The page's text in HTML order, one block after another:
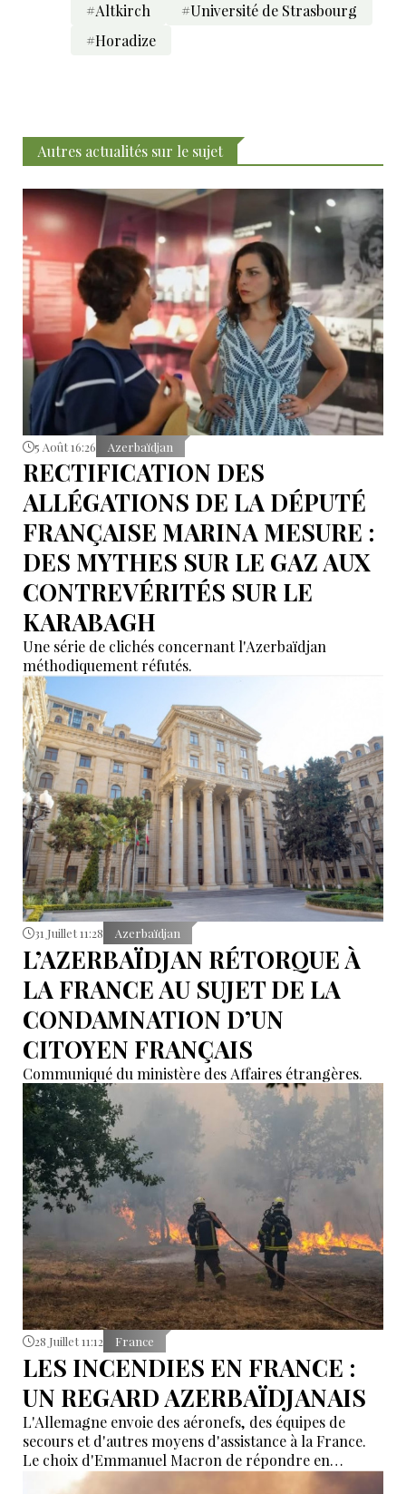
#Altkirch
#Université de Strasbourg
#Horadize
Autres actualités sur le sujet
5 Août 16:26 Azerbaïdjan
RECTIFICATION DES
ALLÉGATIONS DE LA DÉPUTÉ
FRANÇAISE MARINA MESURE :
DES MYTHES SUR LE GAZ AUX
CONTREVÉRITÉS SUR LE
KARABAGH
Une série de clichés concernant l'Azerbaïdjan
méthodiquement réfutés.
31 Juillet 11:28 Azerbaïdjan
L’AZERBAÏDJAN RÉTORQUE À
LA FRANCE AU SUJET DE LA
CONDAMNATION D’UN
CITOYEN FRANÇAIS
Communiqué du ministère des Affaires étrangères.
28 Juillet 11:12 France
LES INCENDIES EN FRANCE :
UN REGARD AZERBAÏDJANAIS
L'Allemagne envoie des aéronefs, des équipes de
secours et d'autres moyens d'assistance à la France.
Le choix d'Emmanuel Macron de répondre en
allemand a eu une portée symbolique.